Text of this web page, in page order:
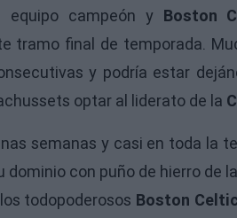
campeón y Boston
tramo final de temporada.
y podría estar
optar al liderato de la
semanas y casi en toda la
dominio con puño de hierro de
todopoderosos Boston